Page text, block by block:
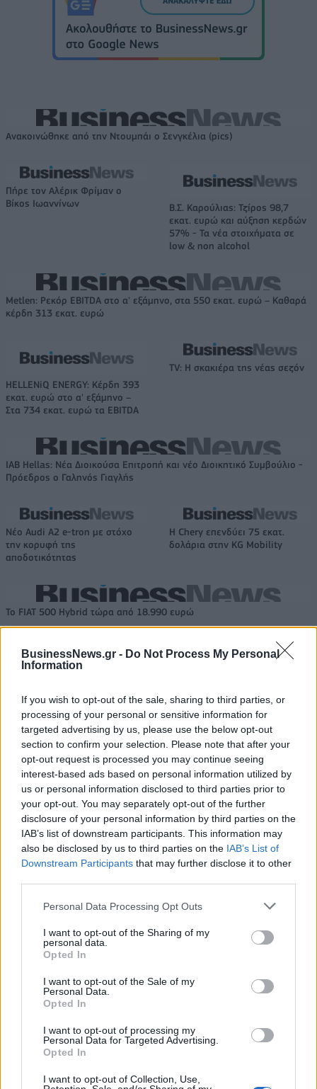
BusinessNews.gr - Do Not Process My Personal
Information
If you wish to opt-out of the sale, sharing to third parties, or
processing of your personal or sensitive information for
targeted advertising by us, please use the below opt-out
section to confirm your selection. Please note that after your
opt-out request is processed you may continue seeing
interest-based ads based on personal information utilized by
us or personal information disclosed to third parties prior to
your opt-out. You may separately opt-out of the further
disclosure of your personal information by third parties on the
IAB’s list of downstream participants. This information may
also be disclosed by us to third parties on the IAB’s List of
Downstream Participants that may further disclose it to other
Personal Data Processing Opt Outs
I want to opt-out of the Sharing of my
personal data.
Opted In
I want to opt-out of the Sale of my
Personal Data.
Opted In
I want to opt-out of processing my
Personal Data for Targeted Advertising.
Opted In
I want to opt-out of Collection, Use,
Ανακοινώθηκε από την Ντουμπάι ο Σενγκέλια (pics)
Πήρε τον Αλέρικ Φρίμαν ο
Βίκος Ιωαννίνων
Β.Σ. Καρούλιας: Τζίρος 98,7
εκατ. ευρώ και αύξηση κερδών
57% - Τα νέα στοιχήματα σε
low & non alcohol
Metlen: Ρεκόρ EBITDA στο α' εξάμηνο, στα 550 εκατ. ευρώ – Καθαρά
κέρδη 313 εκατ. ευρώ
HELLENiQ ENERGY: Κέρδη 393
εκατ. ευρώ στο α' εξάμηνο –
Στα 734 εκατ. ευρώ τα EBITDA
TV: Η σκακιέρα της νέας σεζόν
IAB Hellas: Νέα Διοικούσα Επιτροπή και νέο Διοικητικό Συμβούλιο -
Πρόεδρος ο Γαληνός Γιαγλής
Νέο Audi A2 e-tron με στόχο
την κορυφή της
αποδοτικότητας
Η Chery επενδύει 75 εκατ.
δολάρια στην KG Mobility
Το FIAT 500 Hybrid τώρα από 18.990 ευρώ
Στους Ντένβερ Νάγκετς ο Λόνι
Viohalco: Αυξημένος κατά 14% ο τζίρος στο α' εξάμηνο, στα 4,3 δισ.
ευρώ – Στα 446 εκατ. ευρώ τα EBITDA
ΥΠΕΘΟΟ: Νέες επενδύσεις 1
δισ. ευρώ ως το 2028 για την
Novibet: Τριετής χρηματοδοτική
συμφωνία με την Alpha Bank,
αναπτυξιακή πορεία
VW: Η δύσκολη εξίσωση της
αναδιάρθρωσης
Alpha Bank: Για πρώτη φορά το
Αρχαίο Θέατρο Επιδαύρου
ESG Report 2025: Πώς η ΑΒ Βασιλόπουλος μετατρέπει τη